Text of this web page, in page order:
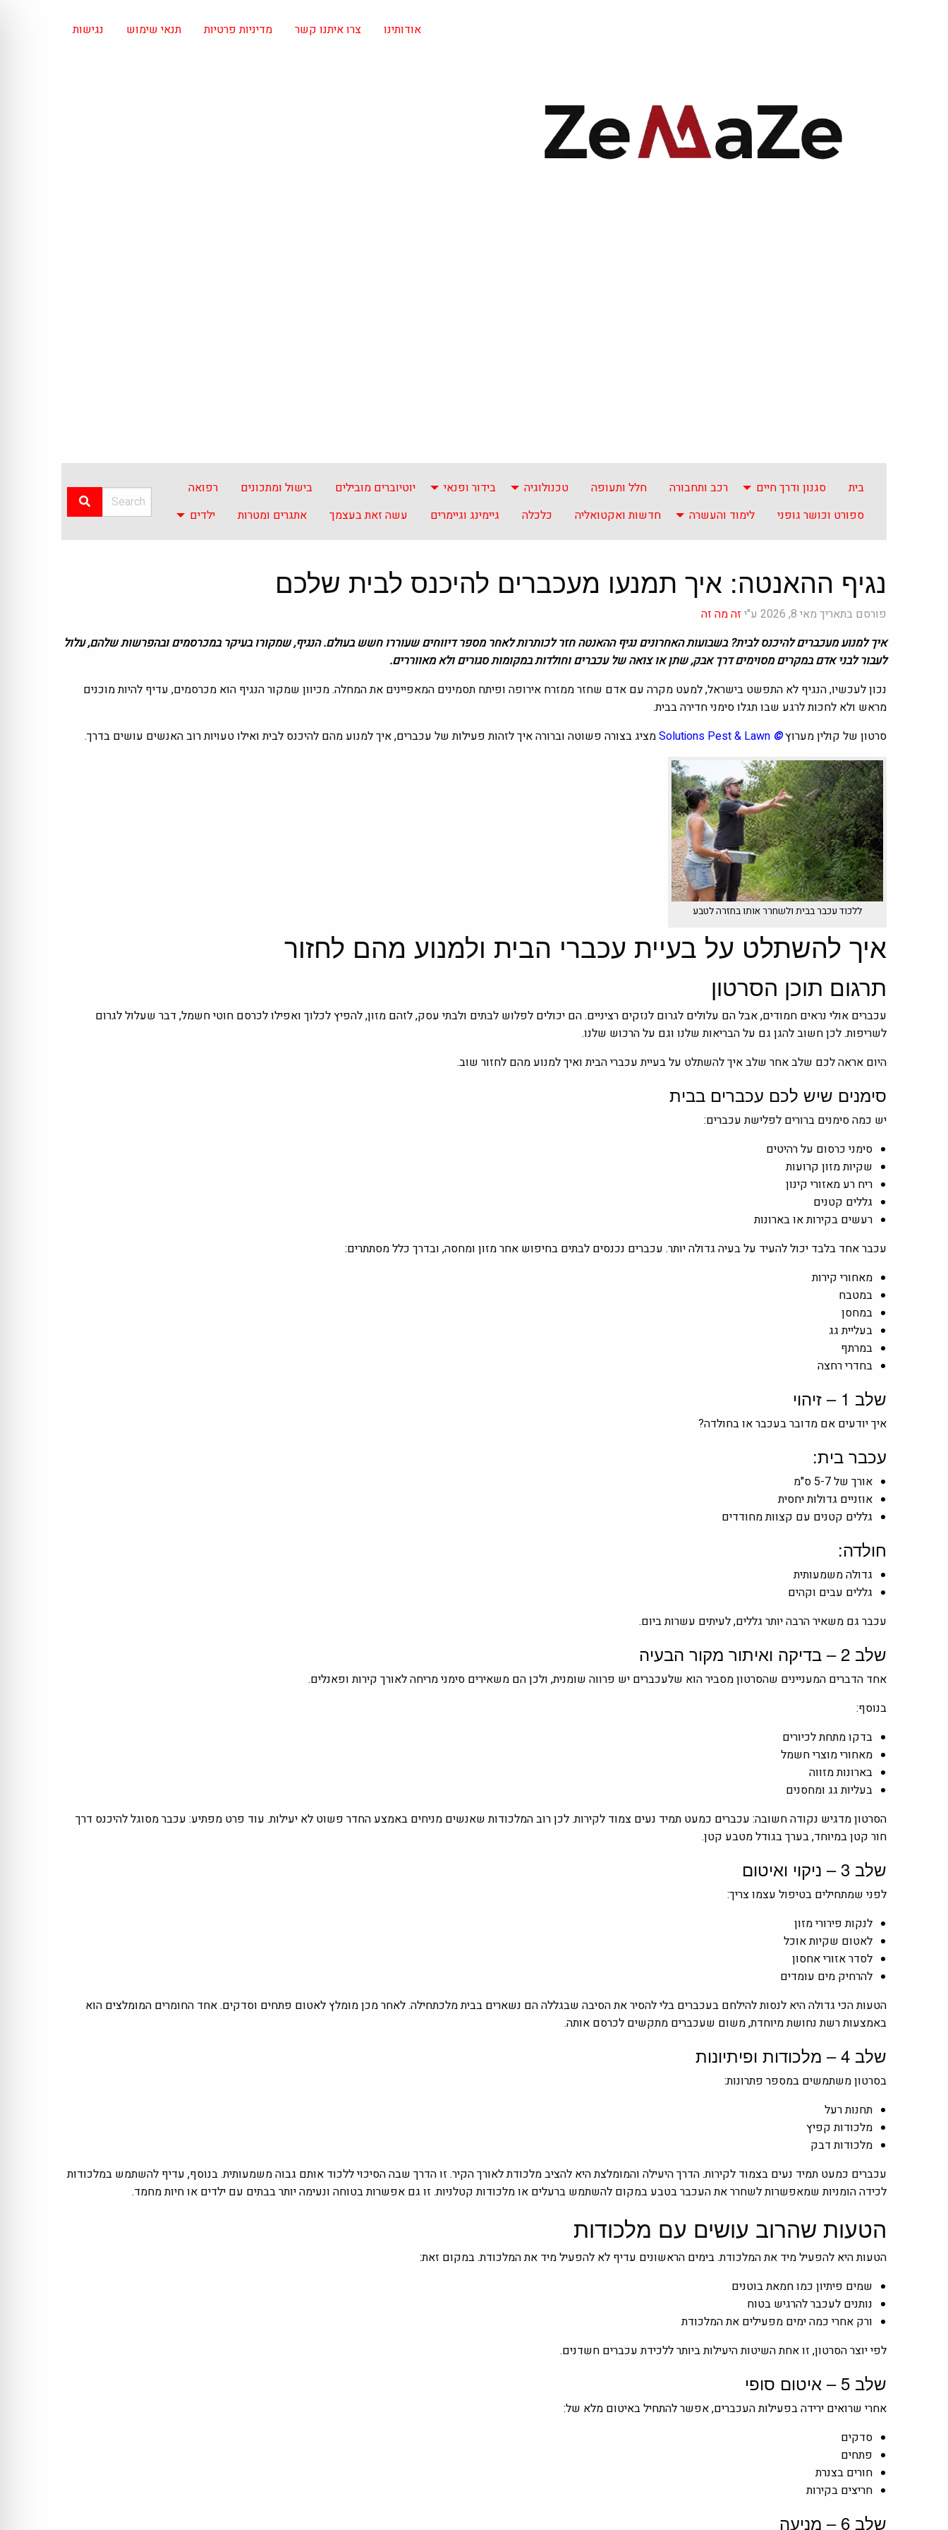
אודותינו צרו איתנו קשר מדיניות פרטיות תנאי שימוש נגישות
בית סגנון ודרך חיים רכב ותחבורה חלל ותעופה טכנולוגיה בידור ופנאי יוטיוברים מובילים בישול ומתכונים
רפואה
ספורט וכושר גופני
לימוד והעשרה חדשות ואקטואליה כלכלה גיימינג וגיימרים עשה זאת בעצמך אתגרים ומטרות ילדים
נגיף ההאנטה: איך תמנעו מעכברים להיכנס לבית שלכם
פורסם בתאריך מאי 8, 2026 ע"י
זה מה זה
איך למנוע מעכברים להיכנס לבית? בשבועות האחרונים נגיף ההאנטה חזר לכותרות לאחר מספר דיווחים שעוררו חשש בעולם. הנגיף, שמקורו בעיקר במכרסמים ובהפרשות שלהם, עלול
לעבור לבני אדם במקרים מסוימים דרך אבק, שתן או צואה של עכברים וחולדות במקומות סגורים ולא מאווררים.
נכון לעכשיו, הנגיף לא התפשט בישראל, למעט מקרה עם אדם שחזר ממזרח אירופה ופיתח תסמינים המאפיינים את המחלה. מכיוון שמקור הנגיף הוא מכרסמים, עדיף להיות מוכנים
מראש ולא לחכות לרגע שבו תגלו סימני חדירה בבית.
סרטון של קולין מערוץ©
Solutions Pest & Lawnמציג בצורה פשוטה וברורה איך לזהות פעילות של עכברים, איך למנוע מהם להיכנס לבית ואילו טעויות רוב האנשים עושים בדרך.
ללכוד עכבר בבית ולשחרר אותו בחזרה לטבע
איך להשתלט על בעיית עכברי הבית ולמנוע מהם לחזור
תרגום תוכן הסרטון
עכברים אולי נראים חמודים, אבל הם עלולים לגרום לנזקים רציניים. הם יכולים לפלוש לבתים ולבתי עסק, לזהם מזון, להפיץ לכלוך ואפילו לכרסם חוטי חשמל, דבר שעלול לגרום
לשריפות. לכן חשוב להגן גם על הבריאות שלנו וגם על הרכוש שלנו.
היום אראה לכם שלב אחר שלב איך להשתלט על בעיית עכברי הבית ואיך למנוע מהם לחזור שוב.
סימנים שיש לכם עכברים בבית
יש כמה סימנים ברורים לפלישת עכברים:
סימני כרסום על רהיטים
שקיות מזון קרועות
ריח רע מאזורי קינון
גללים קטנים
רעשים בקירות או בארונות
עכבר אחד בלבד יכול להעיד על בעיה גדולה יותר. עכברים נכנסים לבתים בחיפוש אחר מזון ומחסה, ובדרך כלל מסתתרים:
מאחורי קירות
במטבח
במחסן
בעליית גג
במרתף
בחדרי רחצה
שלב 1 – זיהוי
איך יודעים אם מדובר בעכבר או בחולדה?
עכבר בית:
אורך של 5-7 ס"מ
אוזניים גדולות יחסית
גללים קטנים עם קצוות מחודדים
חולדה:
גדולה משמעותית
גללים עבים וקהים
עכבר גם משאיר הרבה יותר גללים, לעיתים עשרות ביום.
שלב 2 – בדיקה ואיתור מקור הבעיה
אחד הדברים המעניינים שהסרטון מסביר הוא שלעכברים יש פרווה שומנית, ולכן הם משאירים סימני מריחה לאורך קירות ופאנלים.
בנוסף:
בדקו מתחת לכיורים
מאחורי מוצרי חשמל
בארונות מזווה
בעליות גג ומחסנים
הסרטון מדגיש נקודה חשובה: עכברים כמעט תמיד נעים צמוד לקירות. לכן רוב המלכודות שאנשים מניחים באמצע החדר פשוט לא יעילות. עוד פרט מפתיע: עכבר מסוגל להיכנס דרך
חור קטן במיוחד, בערך בגודל מטבע קטן.
שלב 3 – ניקוי ואיטום
לפני שמתחילים בטיפול עצמו צריך:
לנקות פירורי מזון
לאטום שקיות אוכל
לסדר אזורי אחסון
להרחיק מים עומדים
הטעות הכי גדולה היא לנסות להילחם בעכברים בלי להסיר את הסיבה שבגללה הם נשארים בבית מלכתחילה. לאחר מכן מומלץ לאטום פתחים וסדקים. אחד החומרים המומלצים הוא
באמצעות רשת נחושת מיוחדת, משום שעכברים מתקשים לכרסם אותה.
שלב 4 – מלכודות ופיתיונות
בסרטון משתמשים במספר פתרונות:
תחנות רעל
מלכודות קפיץ
מלכודות דבק
עכברים כמעט תמיד נעים בצמוד לקירות. הדרך היעילה והמומלצת היא להציב מלכודת לאורך הקיר. זו הדרך שבה הסיכוי ללכוד אותם גבוה משמעותית. בנוסף, עדיף להשתמש במלכודות
לכידה הומניות שמאפשרות לשחרר את העכבר בטבע במקום להשתמש ברעלים או מלכודות קטלניות. זו גם אפשרות בטוחה ונעימה יותר בבתים עם ילדים או חיות מחמד.
הטעות שהרוב עושים עם מלכודות
הטעות היא להפעיל מיד את המלכודת. בימים הראשונים עדיף לא להפעיל מיד את המלכודת. במקום זאת:
שמים פיתיון כמו חמאת בוטנים
נותנים לעכבר להרגיש בטוח
ורק אחרי כמה ימים מפעילים את המלכודת
לפי יוצר הסרטון, זו אחת השיטות היעילות ביותר ללכידת עכברים חשדנים.
שלב 5 – איטום סופי
אחרי שרואים ירידה בפעילות העכברים, אפשר להתחיל באיטום מלא של:
סדקים
פתחים
חורים בצנרת
חריצים בקירות
שלב 6 – מניעה